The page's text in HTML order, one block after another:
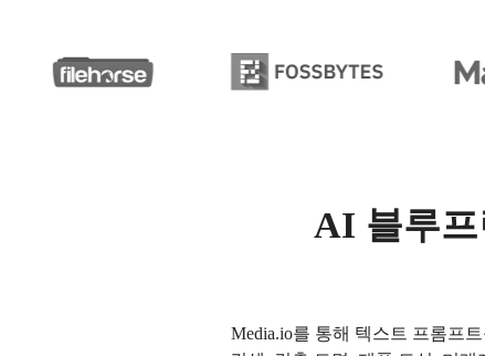
AI 블루프
Media.io를 통해 텍스트 프롬프